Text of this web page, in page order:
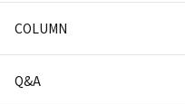
COLUMN
Q&A